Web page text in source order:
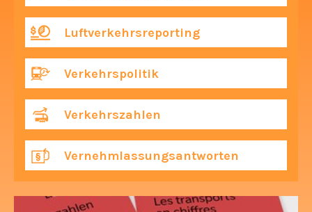
Luftverkehrsreporting
Verkehrspolitik
Verkehrszahlen
Vernehmlassungsantworten